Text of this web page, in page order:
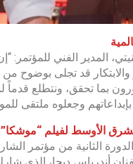
المدير الفني
والابتكار قد تجلى
بما تحقق، ونتطلع قدماً
بإبداعاتهم وجعلوه ملتقى
الأوسط لفيلم “موشكا”
الثانية من مؤتمر